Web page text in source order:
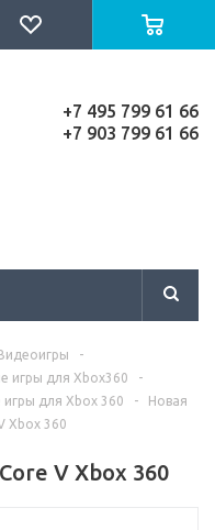
+7 495 799 61 66
+7 903 799 61 66
-
игры для Xbox360
-
для Xbox 360
-
Новая
Xbox 360
V Xbox 360